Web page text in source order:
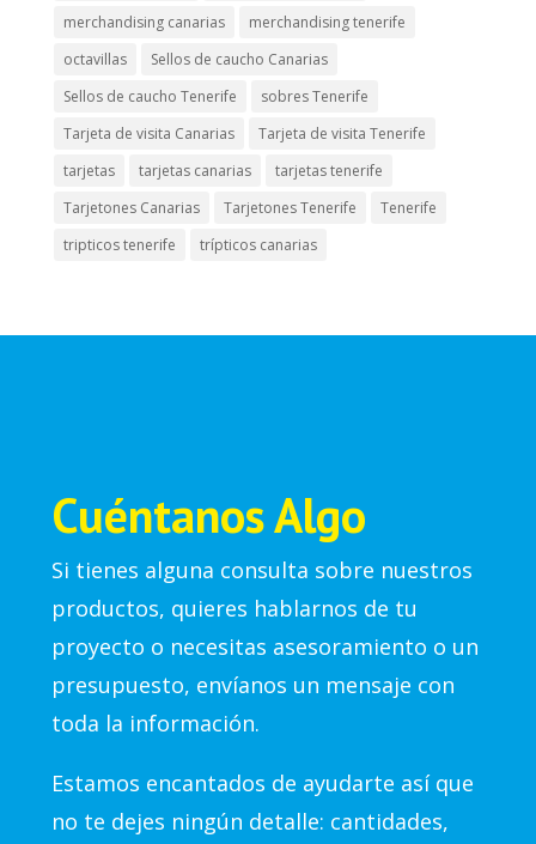
merchandising canarias
merchandising tenerife
octavillas
Sellos de caucho Canarias
Sellos de caucho Tenerife
sobres Tenerife
Tarjeta de visita Canarias
Tarjeta de visita Tenerife
tarjetas
tarjetas canarias
tarjetas tenerife
Tarjetones Canarias
Tarjetones Tenerife
Tenerife
tripticos tenerife
trípticos canarias
Cuéntanos Algo
Si tienes alguna consulta sobre nuestros
productos, quieres hablarnos de tu
proyecto o necesitas asesoramiento o un
presupuesto, envíanos un mensaje con
toda la información.
Estamos encantados de ayudarte así que
no te dejes ningún detalle: cantidades,